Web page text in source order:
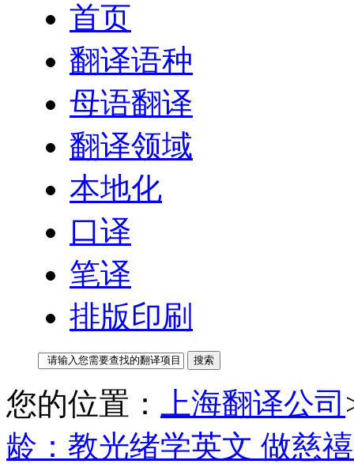
首页
翻译语种
母语翻译
翻译领域
本地化
口译
笔译
排版印刷
您的位置： 上海翻译公司
龄：教光绪学英文 做慈